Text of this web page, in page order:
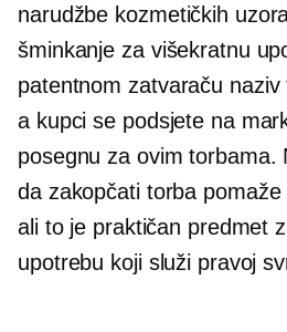
narudžbe kozmetičkih
šminkanje za višekratnu
patentnom zatvaraču
a kupci se podsjete na
posegnu za ovim torbama.
da zakopčatitorba pomaže
ali to je praktičan predmet
upotrebu koji služi pravoj